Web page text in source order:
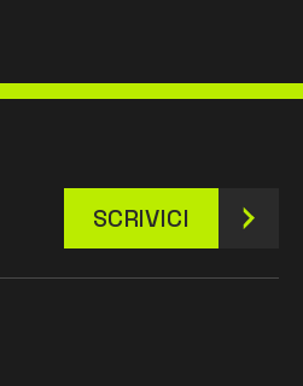
SCRIVICI